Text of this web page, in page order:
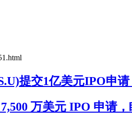
提交1亿美元IPO申
万美元 IPO 申请